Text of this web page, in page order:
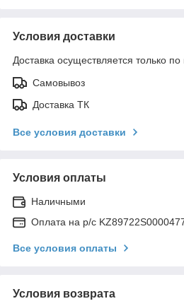
Условия доставки
Доставка осуществляется только по
Самовывоз
Доставка ТК
Все условия доставки
Условия оплаты
Наличными
Оплата на р/с
Все условия оплаты
Условия возврата